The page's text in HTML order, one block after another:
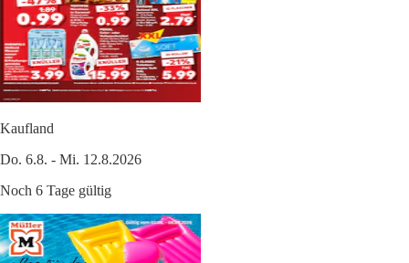
Kaufland
Do. 6.8. - Mi. 12.8.2026
Noch 6 Tage gültig